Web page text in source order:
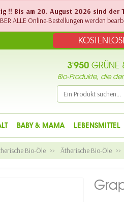
!! Bis am 20. August 2026 sind
ALLE Online-Bestellungen werden
3'950GRÜNE
Bio-Produkte, die
BABY & MAMA LEBENSMITTEL
Bio-Öle Ätherische Bio-Öle